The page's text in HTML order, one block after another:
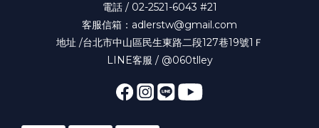
電話 / 02-2521-6043 #21
客服信箱：adlerstw@gmail.com
地址 /台北市中山區民生東路二段127巷19號1Ｆ
LINE客服 / @060tlley